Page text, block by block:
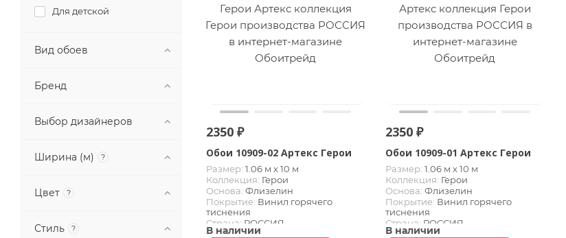
2350 ₽
Обои 10909-02 Артекс Герои
Размер: 1.06 м х 10 м
Коллекция: Герои
Основа: Флизелин
Покрытие: Винил горячего
тиснения
Страна: РОССИЯ
В наличии
2350 ₽
Обои 10909-01 Артекс Герои
Размер: 1.06 м х 10 м
Коллекция: Герои
Основа: Флизелин
Покрытие: Винил горячего
тиснения
Страна: РОССИЯ
В наличии
Для детской
Вид обоев
Бренд
Выбор дизайнеров
Ширина (м) ?
Цвет ?
Стиль ?